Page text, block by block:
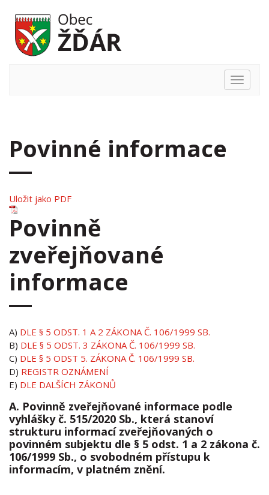
Hlavní
Povinné informace
Uložit jako PDF
Povinně
zveřejňované
informace
A) DLE § 5 ODST. 1 A 2 ZÁKONA Č. 106/1999 SB.
B) DLE § 5 ODST. 3 ZÁKONA Č. 106/1999 SB.
C) DLE § 5 ODST 5. ZÁKONA Č. 106/1999 SB.
D) REGISTR OZNÁMENÍ
E) DLE DALŠÍCH ZÁKONŮ
A. Povinně zveřejňované informace podle
vyhlášky č. 515/2020 Sb., která stanoví
strukturu informací zveřejňovaných o
povinném subjektu dle § 5 odst. 1 a 2 zákona č.
106/1999 Sb., o svobodném přístupu k
informacím, v platném znění.